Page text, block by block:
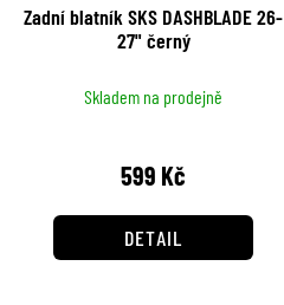
Zadní blatník SKS DASHBLADE 26-
27" černý
Skladem na prodejně
599 Kč
DETAIL